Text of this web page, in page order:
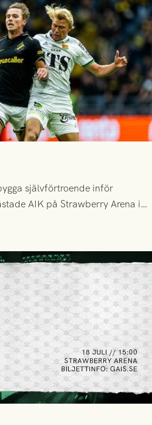
självförtroende inför
AIK på Strawberry Arena i
hotande i första halvlek av